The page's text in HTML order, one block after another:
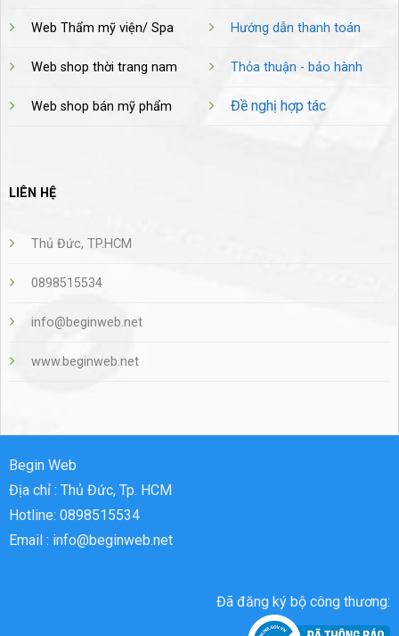
Web Thẩm mỹ viện/ Spa
Web shop thời trang nam
Web shop bán mỹ phẩm
Hướng dẫn thanh toán
Thỏa thuận - bảo hành
Đề nghị hợp tác
LIÊN HỆ
Thủ Đức, TP.HCM
0898515534
info@beginweb.net
www.beginweb.net
Begin Web
Địa chỉ : Thủ Đức, Tp. HCM
Hotline: 0898515534
Email : info@beginweb.net
Đã đăng ký bộ công thương: